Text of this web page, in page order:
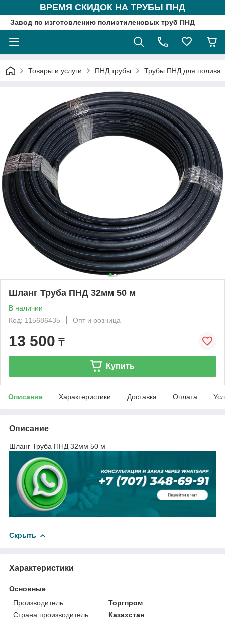
ВРЕМЯ СКИДОК НА ТРУБЫ ПНД
Завод по изготовлению полиэтиленовых труб ПНД
Товары и услуги ПНД трубы Трубы ПНД для полива
Шланг Труба ПНД 32мм 50 м
В наличии
Код: 115686435
Опт и розница
13 500 ₸
Купить
Описание Характеристики Доставка Оплата
Описание
Шланг Труба ПНД 32мм 50 м
Скрыть
Характеристики
Основные
Производитель
Торгпром
Страна производитель
Казахстан